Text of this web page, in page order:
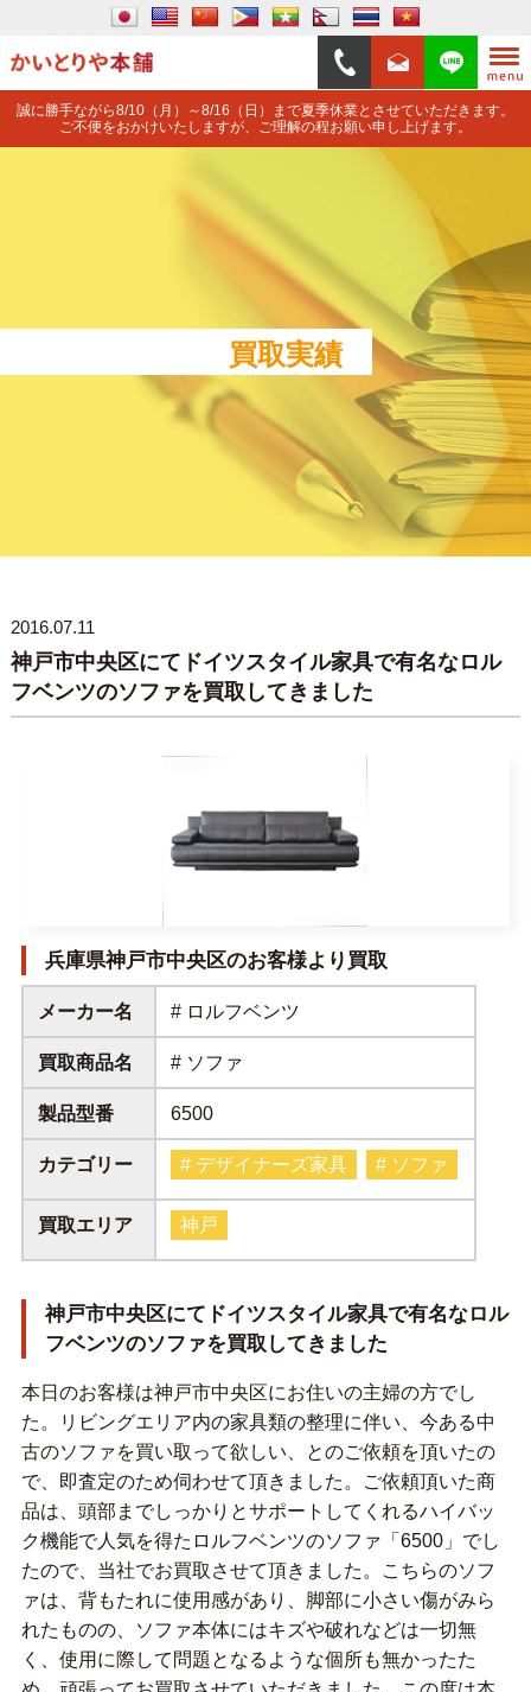
誠に勝手ながら8/10（月）～8/16（日）まで夏季休業とさせていただきます。
ご不便をおかけいたしますが、ご理解の程お願い申し上げます。
買取実績
2016.07.11
神戸市中央区にてドイツスタイル家具で有名なロル
フベンツのソファを買取してきました
兵庫県神戸市中央区のお客様より買取
メーカー名 # ロルフベンツ
買取商品名 # ソファ
製品型番 6500
カテゴリー # デザイナーズ家具 # ソファ
買取エリア 神戸
神戸市中央区にてドイツスタイル家具で有名なロル
フベンツのソファを買取してきました
本日のお客様は神戸市中央区にお住いの主婦の方でし
た。リビングエリア内の家具類の整理に伴い、今ある中
古のソファを買い取って欲しい、とのご依頼を頂いたの
で、即査定のため伺わせて頂きました。ご依頼頂いた商
品は、頭部までしっかりとサポートしてくれるハイバッ
ク機能で人気を得たロルフベンツのソファ「6500」でし
たので、当社でお買取させて頂きました。こちらのソフ
ァは、背もたれに使用感があり、脚部に小さい傷がみら
れたものの、ソファ本体にはキズや破れなどは一切無
く、使用に際して問題となるような個所も無かったた